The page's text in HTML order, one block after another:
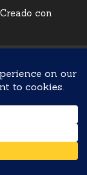
Creado con
los requisitos